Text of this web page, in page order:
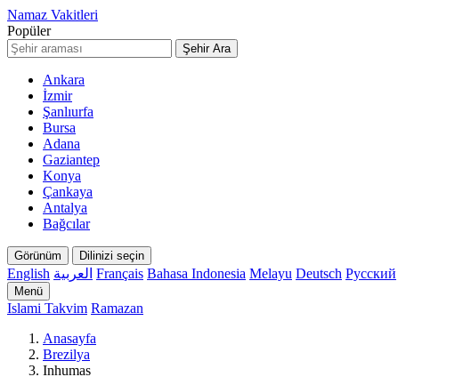
Namaz Vakitleri
Popüler
Şehir Ara
Ankara
İzmir
Şanlıurfa
Bursa
Adana
Gaziantep
Konya
Çankaya
Antalya
Bağcılar
Görünüm Dilinizi seçin
English العربية Français Bahasa Indonesia Melayu Deutsch Русский
Menü
Islami Takvim Ramazan
Anasayfa
Brezilya
Inhumas